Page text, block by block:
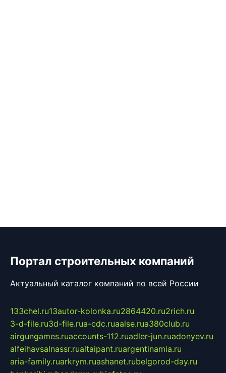
Портал строительных компаний
Актуальный каталог компаний по всей России
133chel.ru13autor-kolonka.ru2864420.ru2rich.ru
3-d-file.ru3d-file.rua-cdc.ruaalse.rua380club.ru
airgungames.ruaccounts-112.ruadler-jun.ruadonyev.ru
alfeihavsalnassr.rualtaipant.ruargentinamia.ru
aria-family.ruarkrym.ruashanet.rubelgorod-day.ru